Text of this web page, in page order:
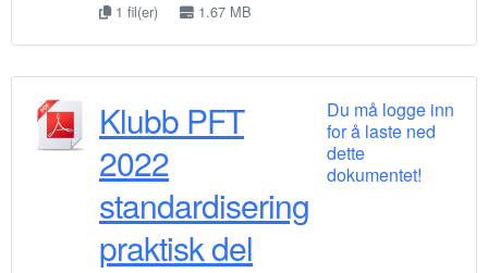
1 fil(er) 1.67 MB
Klubb PFT
2022
standardisering
praktisk del
Du må logge inn
for å laste ned
dette
dokumentet!